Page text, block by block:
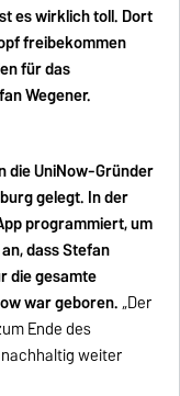
es wirklich toll. Dort
freibekommen
für das
Wegener.
die UniNow-Gründer
gelegt. In der
programmiert, um
dass Stefan
die gesamte
war geboren.„Der
Ende des
weiter